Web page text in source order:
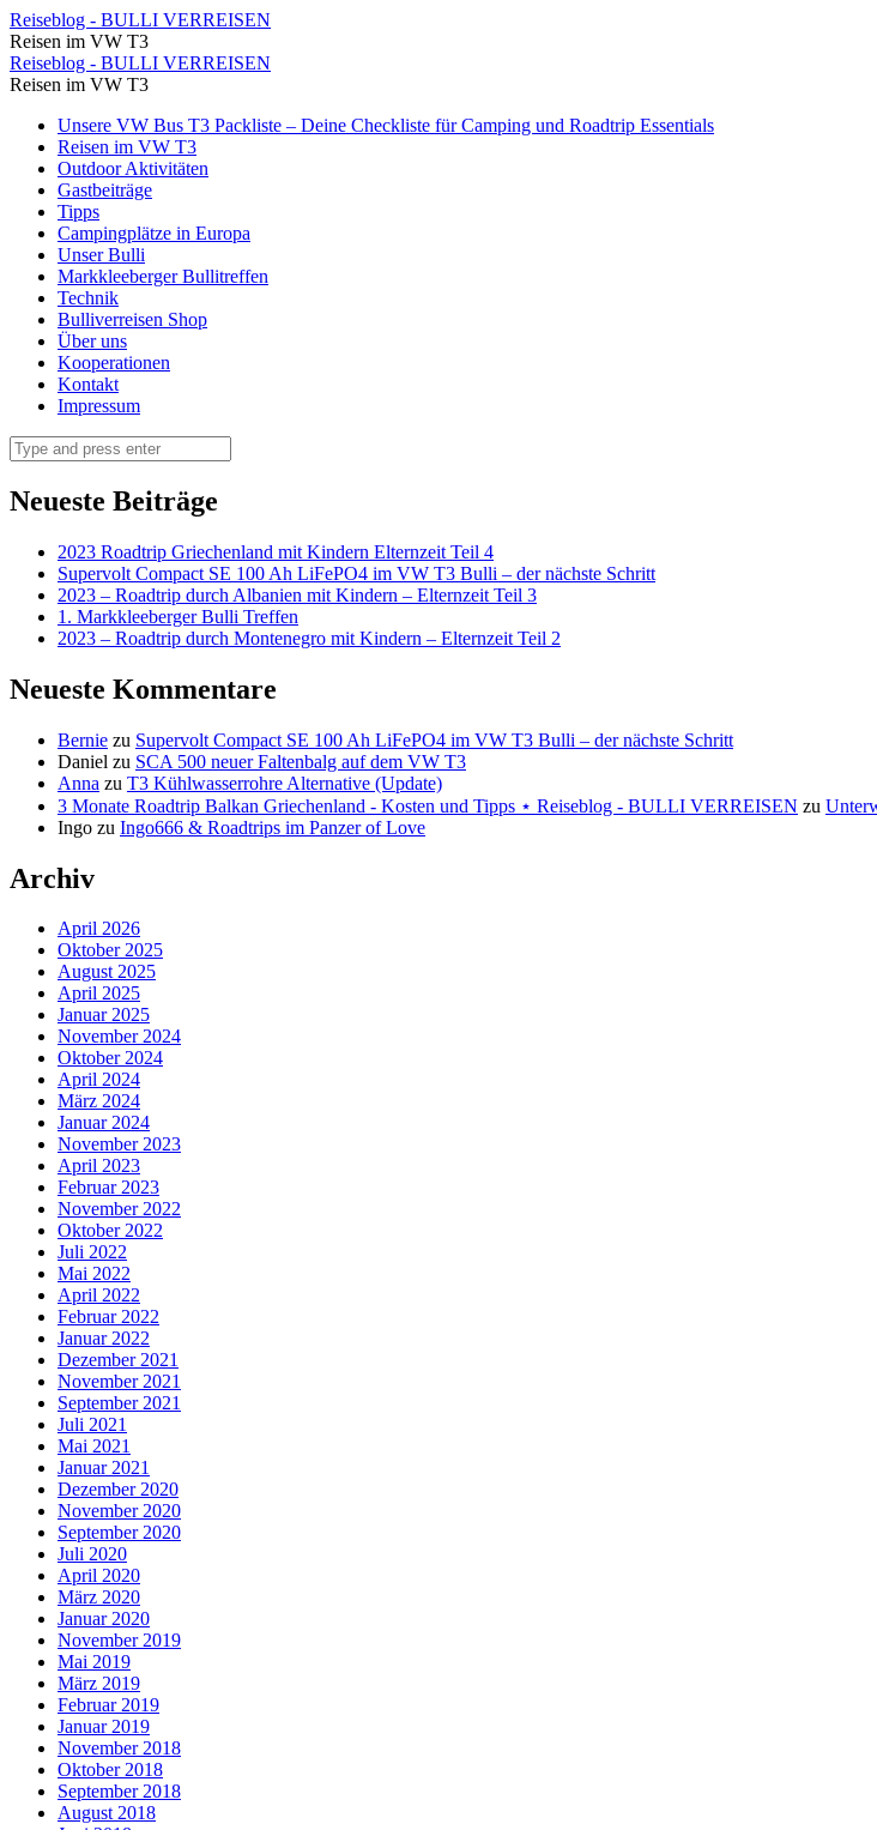
Blick
auf
Lyon
Reiseblog
BULLI
VERREISEN
Reiseblog - BULLI VERREISEN
Reisen im VW T3
Blick
auf
Lyon
Reiseblog
BULLI
VERREISEN
Reiseblog - BULLI VERREISEN
Reisen im VW T3
Skip
content
Unsere VW Bus T3 Packliste – Deine Checkliste für Camping und Roadtrip Essentials
Reisen im VW T3
Outdoor Aktivitäten
Gastbeiträge
Tipps
Campingplätze in Europa
Unser Bulli
Markkleeberger Bullitreffen
Technik
Bulliverreisen Shop
Über uns
Kooperationen
Kontakt
Impressum
Search
Neueste Beiträge
2023 Roadtrip Griechenland mit Kindern Elternzeit Teil 4
Supervolt Compact SE 100 Ah LiFePO4 im VW T3 Bulli – der nächste Schritt
2023 – Roadtrip durch Albanien mit Kindern – Elternzeit Teil 3
1. Markkleeberger Bulli Treffen
2023 – Roadtrip durch Montenegro mit Kindern – Elternzeit Teil 2
Neueste Kommentare
Bernie zu Supervolt Compact SE 100 Ah LiFePO4 im VW T3 Bulli – der nächste Schritt
Daniel zu SCA 500 neuer Faltenbalg auf dem VW T3
Anna zu T3 Kühlwasserrohre Alternative (Update)
3 Monate Roadtrip Balkan Griechenland - Kosten und Tipps ⋆ Reiseblog - BULLI VERREISEN zu
Ingo zu Ingo666 & Roadtrips im Panzer of Love
Archiv
April 2026
Oktober 2025
August 2025
April 2025
Januar 2025
November 2024
Oktober 2024
April 2024
März 2024
Januar 2024
November 2023
April 2023
Februar 2023
November 2022
Oktober 2022
Juli 2022
Mai 2022
April 2022
Februar 2022
Januar 2022
Dezember 2021
November 2021
September 2021
Juli 2021
Mai 2021
Januar 2021
Dezember 2020
November 2020
September 2020
Juli 2020
April 2020
März 2020
Januar 2020
November 2019
Mai 2019
März 2019
Februar 2019
Januar 2019
November 2018
Oktober 2018
September 2018
August 2018